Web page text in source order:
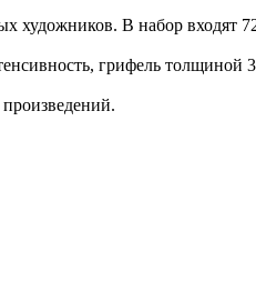
В набор входят
грифель толщиной